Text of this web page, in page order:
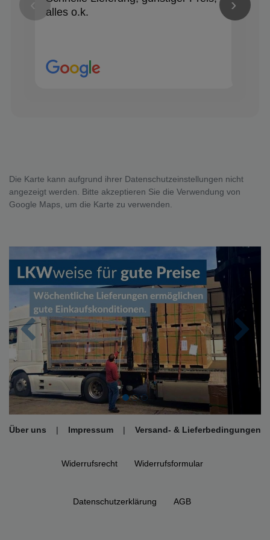
alles o.k.
›
Die Karte kann aufgrund ihrer Datenschutzeinstellungen nicht
angezeigt werden. Bitte akzeptieren Sie die Verwendung von
Google Maps, um die Karte zu verwenden.
Zurück
Über uns | Impressum | Versand- & Lieferbedingungen
Widerrufs­recht Widerrufs­formular
Daten­schutz­erklärung AGB